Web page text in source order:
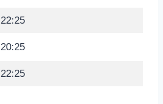
22:25
20:25
22:25